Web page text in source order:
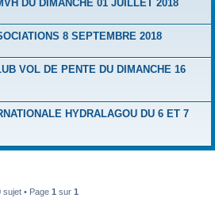
DU DIMANCHE 01 JUILLET 2018
8 SEPTEMBRE 2018
VOL DE PENTE DU DIMANCHE 16
HYDRALAGOU DU 6 ET 7
sujet • Page 1 sur 1